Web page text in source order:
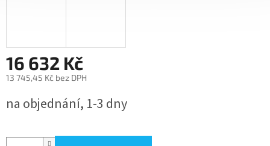
16 632 Kč
13 745,45 Kč bez DPH
cena:
na objednání, 1-3 dny